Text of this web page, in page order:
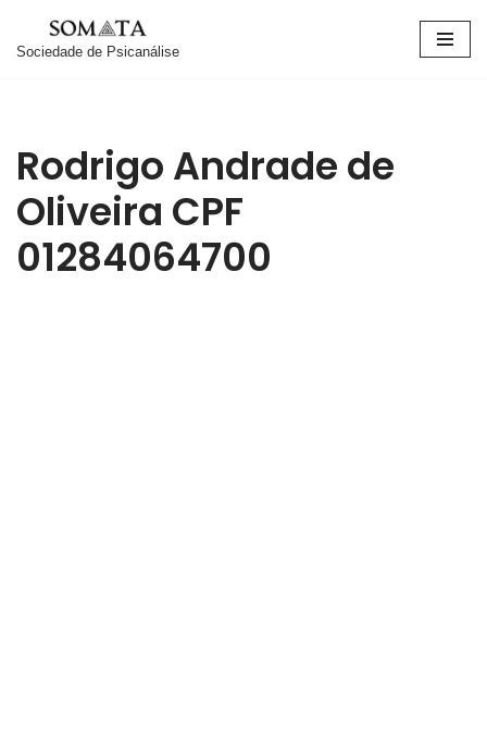
Pular
Sociedade de Psicanálise
Rodrigo Andrade de
Oliveira CPF
01284064700